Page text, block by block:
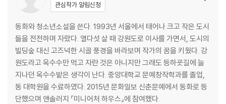
관심작가 알림신청
동화와 청소년소설을 쓴다. 1993년 서울에서 태어나 크고 작은 도시
들을 전전하며 자랐다. 열다섯 살 때 강원도로 이사를 가면서, 도시의
빌딩숲 대신 고즈넉한 시골 풍경을 바라보며 작가의 꿈을 키웠다. 강
원도라고 옥수수만 먹고 자란 것은 아니지만 그래도 등하굣길에 늘
지나던 옥수수밭은 생각이 난다. 중앙대학교 문예창작학과를 졸업,
동 대학원을 수료하였다. 2015년 문화일보 신춘문예에서 동화로 등
단했으며 앤솔러지 『미니어처 하우스』에 참여했다.